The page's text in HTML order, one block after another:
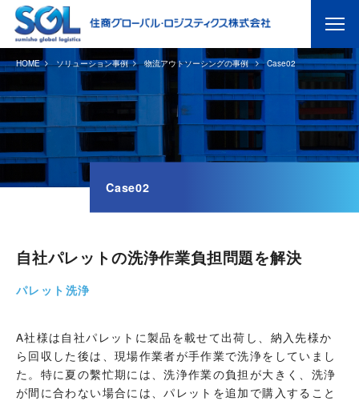
HOME ソリューション事例 物流アウトソーシングの事例 Case02
Case02
自社パレットの洗浄作業負担問題を解決
パレット洗浄
A社様は自社パレットに製品を載せて出荷し、納入先様か
ら回収した後は、現場作業者が手作業で洗浄をしていまし
た。特に夏の繫忙期には、洗浄作業の負担が大きく、洗浄
が間に合わない場合には、パレットを追加で購入すること